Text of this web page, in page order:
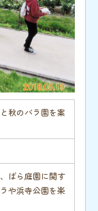
秋のバラ園を案
ばら庭園に関す
や浜寺公園を楽